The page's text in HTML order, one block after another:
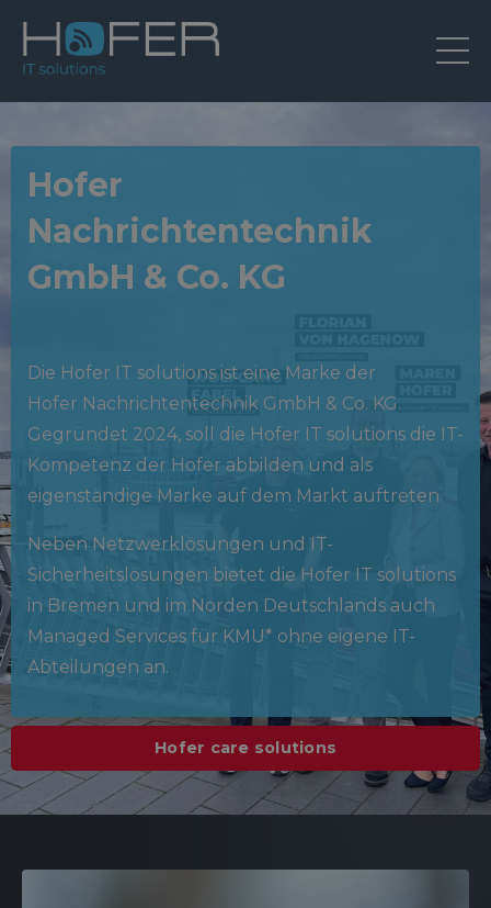
Hofer
Nachrichtentechnik
GmbH & Co. KG
Die Hofer IT solutions ist eine Marke der
Hofer Nachrichtentechnik GmbH & Co. KG.
Gegründet 2024, soll die Hofer IT solutions die IT-
Kompetenz der Hofer abbilden und als
eigenständige Marke auf dem Markt auftreten.
Neben Netzwerklösungen und IT-
Sicherheitslösungen bietet die Hofer IT solutions
in Bremen und im Norden Deutschlands auch
Managed Services für KMU* ohne eigene IT-
Abteilungen an.
Hofer care solutions